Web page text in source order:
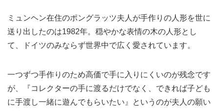
ミュンヘン在住のポングラッツ夫人が手作りの人形を世に
送り出したのは1982年。穏やかな表情の木の人形とし
て、ドイツのみならず世界中で広く愛されています。
一つずつ手作りのため高価で手に入りにくいのが残念です
が、『コレクターの手に渡るだけでなく、できれば子ども
に手渡し一緒に遊んでもらいたい』というのが夫人の願い